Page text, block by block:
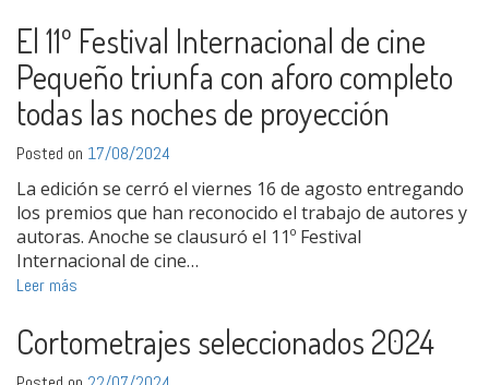
El 11º Festival Internacional de cine
Pequeño triunfa con aforo completo
todas las noches de proyección
Posted on 17/08/2024
La edición se cerró el viernes 16 de agosto entregando
los premios que han reconocido el trabajo de autores y
autoras. Anoche se clausuró el 11º Festival
Internacional de cine…
Leer más
Cortometrajes seleccionados 2024